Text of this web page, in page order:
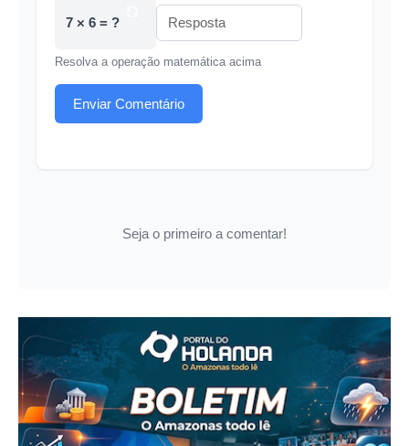
7 × 6 = ?
Resolva a operação matemática acima
Enviar Comentário
Seja o primeiro a comentar!